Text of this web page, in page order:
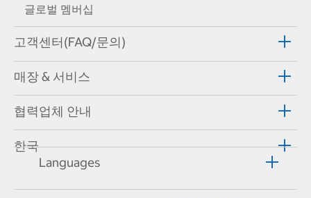
글로벌 멤버십
고객센터(FAQ/문의)
매장 & 서비스
협력업체 안내
한국
Languages